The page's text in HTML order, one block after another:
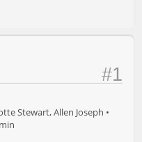
#1
Stewart, Allen Joseph •